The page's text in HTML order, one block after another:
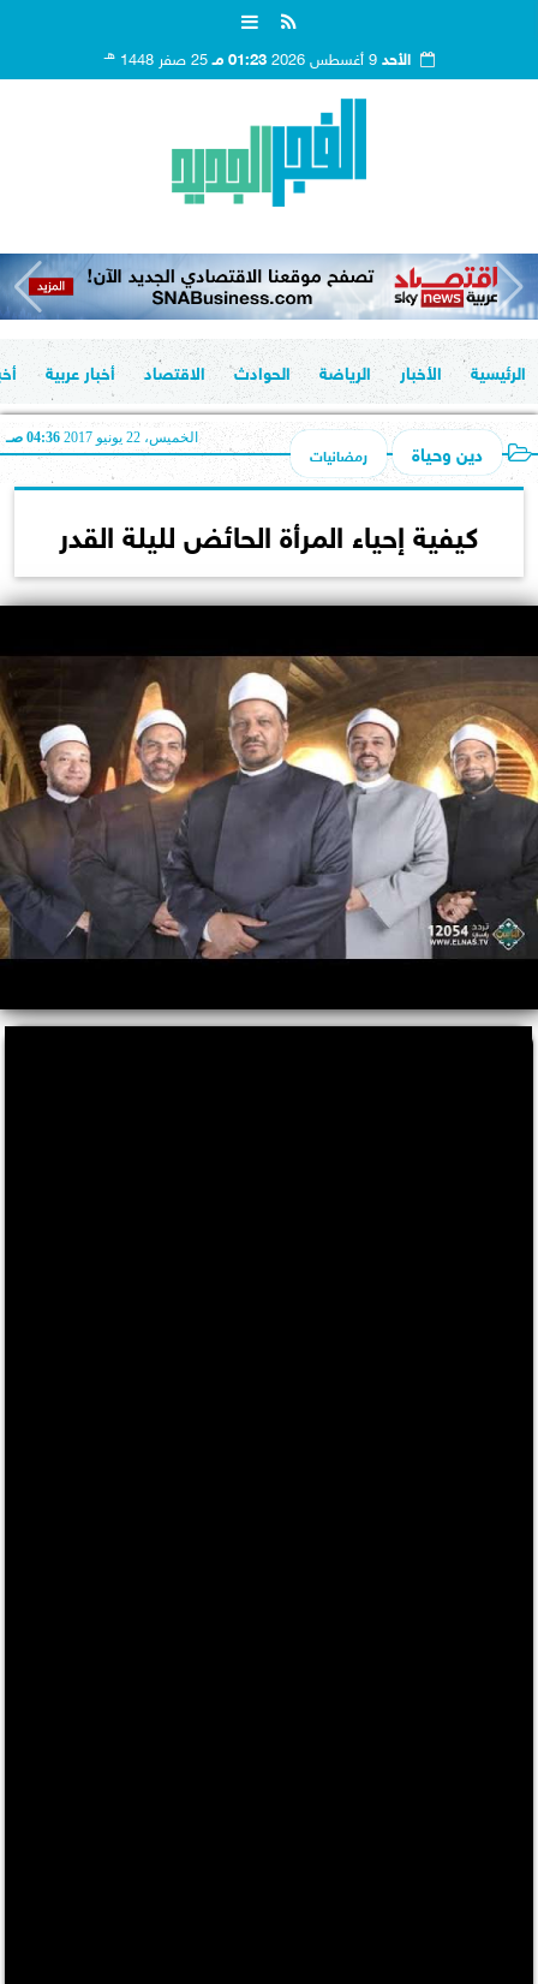
الأحد9 أغسطس 2026 01:23 مـ 25 صفر 1448 هـ
الرئيسية الأخبار الرياضة الحوادث الاقتصاد أخبار عربية
دين وحياة رمضانيات
الخميس، 22 يونيو 2017 04:36 صـ
كيفية إحياء المرأة الحائض لليلة القدر